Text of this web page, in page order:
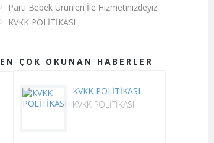
Parti Bebek Ürünleri İle Hizmetinizdeyiz
KVKK POLİTİKASI
EN ÇOK OKUNAN HABERLER
KVKK POLİTİKASI
KVKK POLİTİKASI